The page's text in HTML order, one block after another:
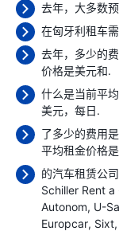
去年，大多数
在匈牙利租车
去年，多少的
价格是美元和.
什么是当前平
美元，每日.
了多少的费用
平均租金价格是
的汽车租赁公
Schiller Rent a
Autonom U-
Europcar Sixt